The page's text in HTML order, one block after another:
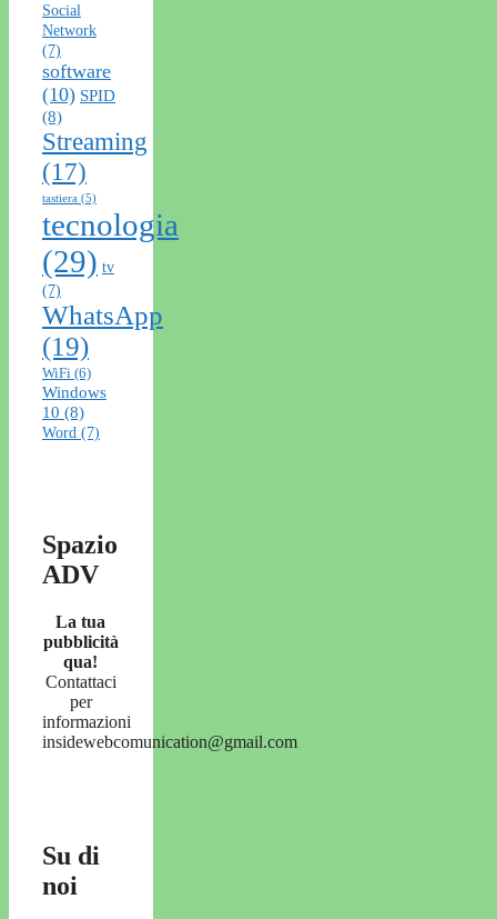
Social
Network
(7)
software
(10) SPID
(8)
Streaming
(17)
tastiera (5)
tecnologia
(29) tv
(7)
WhatsApp
(19)
WiFi (6)
Windows
10 (8)
Word (7)
Spazio
ADV
La tua
pubblicità
qua!
Contattaci
per
informazioni
insidewebcomunication@gmail.com
Su di
noi